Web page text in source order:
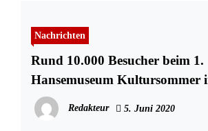
Nachrichten
Rund 10.000 Besucher beim 1.
Hansemuseum Kultursommer
Redakteur 5. Juni 2020